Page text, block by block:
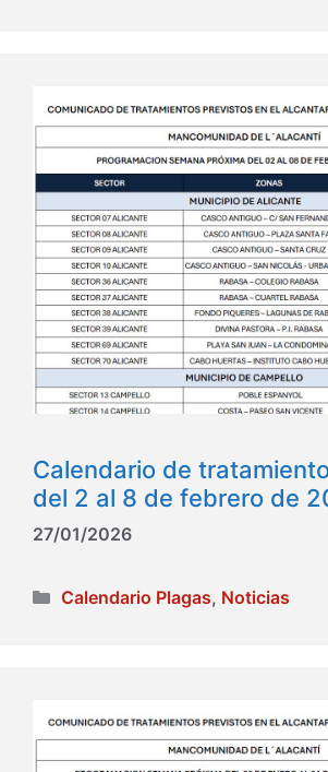
Calendario de
del 2 al 8 de febrero de
27/01/2026
Categorías
Calendario Plagas, Noticias